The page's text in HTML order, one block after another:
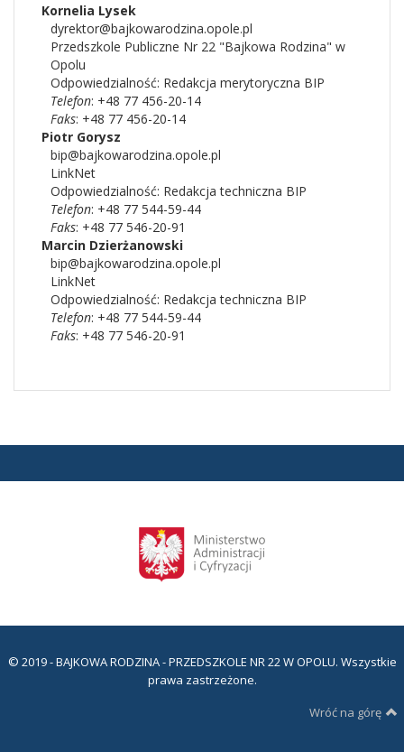
Kornelia Lysek
dyrektor@bajkowarodzina.opole.pl
Przedszkole Publiczne Nr 22 "Bajkowa Rodzina" w
Opolu
Odpowiedzialność: Redakcja merytoryczna BIP
Telefon: +48 77 456-20-14
Faks: +48 77 456-20-14
Piotr Gorysz
bip@bajkowarodzina.opole.pl
LinkNet
Odpowiedzialność: Redakcja techniczna BIP
Telefon: +48 77 544-59-44
Faks: +48 77 546-20-91
Marcin Dzierżanowski
bip@bajkowarodzina.opole.pl
LinkNet
Odpowiedzialność: Redakcja techniczna BIP
Telefon: +48 77 544-59-44
Faks: +48 77 546-20-91
© 2019 - BAJKOWA RODZINA - PRZEDSZKOLE NR 22 W OPOLU. Wszystkie
prawa zastrzeżone.
Wróć na górę